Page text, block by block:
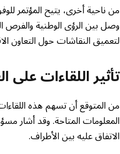
من ناحية أخرى، يتيح المؤتمر
وصل بين الرؤى الوطنية والفرص
لتعميق النقاشات حول التعاون
تأثير اللقاءات على
من المتوقع أن تسهم هذه
المعلومات المتاحة. وقد أشار
الاتفاق عليه بين الأطراف.